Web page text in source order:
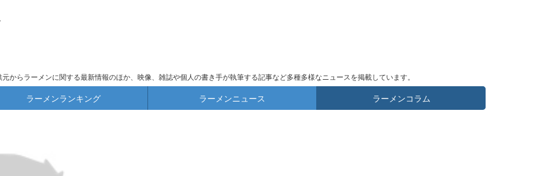
からラーメンに関する最新情報のほか、映像、雑誌や個人の書き手が執筆する記事など多種多様なニュースを掲載しています。
ラーメンランキング ラーメンニュース ラーメンコラム